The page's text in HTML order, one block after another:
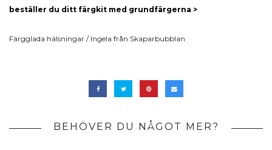
beställer du ditt färgkit med grundfärgerna >
Färgglada hälsningar / Ingela från Skaparbubblan
BEHÖVER DU NÅGOT MER?